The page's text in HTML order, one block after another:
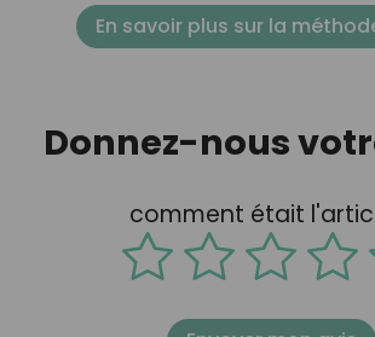
En savoir plus sur la
Donnez-nous
comment était